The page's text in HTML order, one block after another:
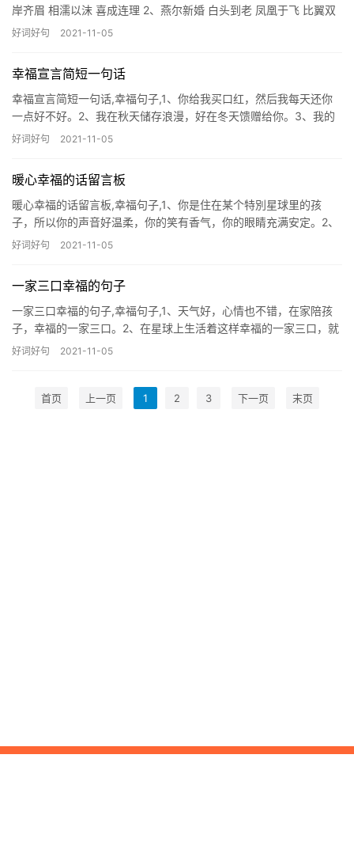
岸齐眉 相濡以沫 喜成连理 2、燕尔新婚 白头到老 凤凰于飞 比翼双
飞 3、大喜过望 五世其昌 笙磬同谐 同床共枕 4、故
好词好句 2021-11-05
幸福宣言简短一句话
幸福宣言简短一句话,幸福句子,1、你给我买口红，然后我每天还你
一点好不好。2、我在秋天储存浪漫，好在冬天馈赠给你。3、我的
生命线、事业线、爱情线，都是用你的名字拼成的。
好词好句 2021-11-05
暖心幸福的话留言板
暖心幸福的话留言板,幸福句子,1、你是住在某个特別星球里的孩
子，所以你的声音好温柔，你的笑有香气，你的眼睛充满安定。2、
伤口就像我壹样，是个倔强的孩子，不肯愈合，正因内
好词好句 2021-11-05
一家三口幸福的句子
一家三口幸福的句子,幸福句子,1、天气好，心情也不错，在家陪孩
子，幸福的一家三口。2、在星球上生活着这样幸福的一家三口，就
是我们一家三口。3、冬天不冷，三口之家在一起真的
好词好句 2021-11-05
首页 上一页 1 2 3 下一页 末页